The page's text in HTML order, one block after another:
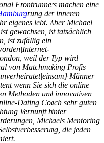
Frontrunners machen eine
rung der inneren
eigenes lebt. Aber Michael
gewachsen, ist tatsächlich
ist zufällig ein
weil der Typ wird
von Matchmaking Profis
Männer
wenn Sie sich die online
Methoden und innovativen
Dating Coach sehr guten
Vernunft hinter
Michaels Mentoring
die jeden